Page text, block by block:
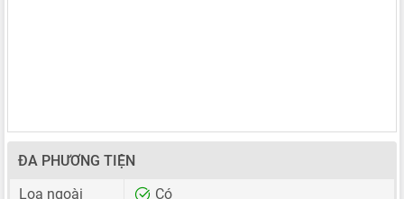
ĐA PHƯƠNG TIỆN
Loa ngoài
Có